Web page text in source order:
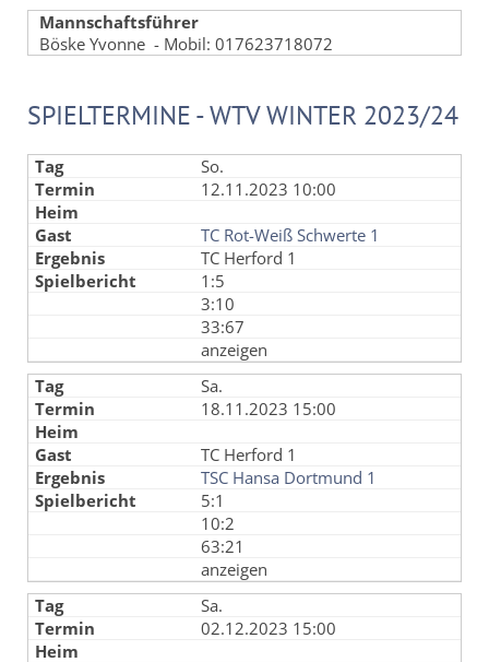
Mannschaftsführer
Böske Yvonne - Mobil: 017623718072
SPIELTERMINE - WTV WINTER 2023/24
So.
12.11.2023 10:00
TC Rot-Weiß Schwerte 1
TC Herford 1
1:5
3:10
33:67
anzeigen
Sa.
18.11.2023 15:00
TC Herford 1
TSC Hansa Dortmund 1
5:1
10:2
63:21
anzeigen
Sa.
02.12.2023 15:00